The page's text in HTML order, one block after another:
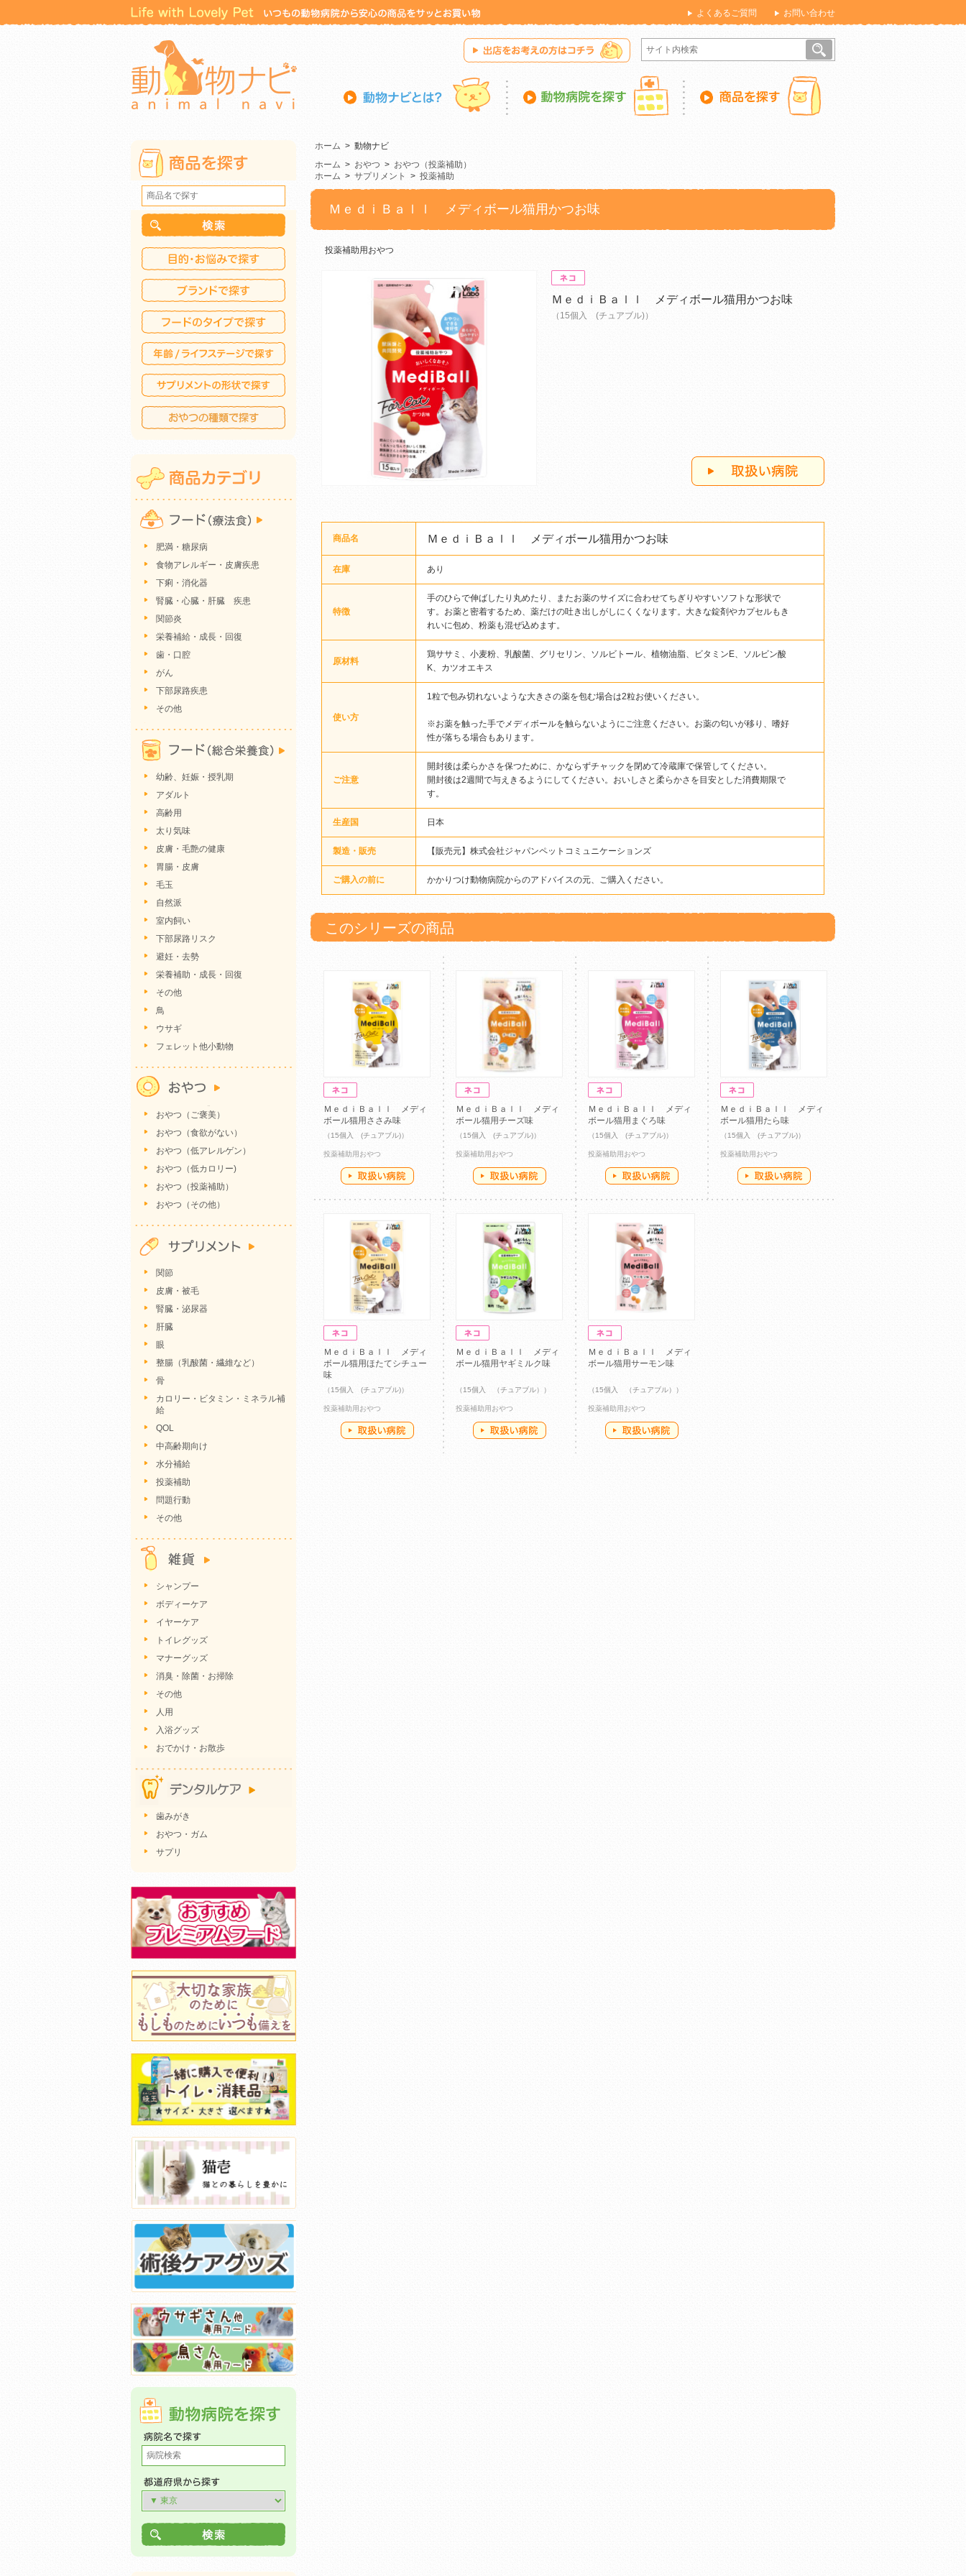
よくあるご質問 お問い合わせ
ホーム > 動物ナビ
ホーム > おやつ > おやつ（投薬補助）
ホーム > サプリメント > 投薬補助
ＭｅｄｉＢａｌｌ メディボール猫用かつお味
投薬補助用おやつ
ＭｅｄｉＢａｌｌ メディボール猫用かつお味
（15個入 (チュアブル)）
商品名 ＭｅｄｉＢａｌｌ メディボール猫用かつお味
在庫 あり
特徴
手のひらで伸ばしたり丸めたり、またお薬のサイズに合わせてちぎりやすいソフトな形状で
す。お薬と密着するため、薬だけの吐き出しがしにくくなります。大きな錠剤やカプセルもき
れいに包め、粉薬も混ぜ込めます。
原材料
鶏ササミ、小麦粉、乳酸菌、グリセリン、ソルビトール、植物油脂、ビタミンE、ソルビン酸
K、カツオエキス
使い方
1粒で包み切れないような大きさの薬を包む場合は2粒お使いください。
※お薬を触った手でメディボールを触らないようにご注意ください。お薬の匂いが移り、嗜好
性が落ちる場合もあります。
ご注意
開封後は柔らかさを保つために、かならずチャックを閉めて冷蔵庫で保管してください。
開封後は2週間で与えきるようにしてください。おいしさと柔らかさを目安とした消費期限で
す。
生産国 日本
製造・販売 【販売元】株式会社ジャパンペットコミュニケーションズ
ご購入の前に かかりつけ動物病院からのアドバイスの元、ご購入ください。
このシリーズの商品
ＭｅｄｉＢａｌｌ メディ
ボール猫用ささみ味
（15個入 (チュアブル)）
投薬補助用おやつ
ＭｅｄｉＢａｌｌ メディ
ボール猫用チーズ味
（15個入 (チュアブル)）
投薬補助用おやつ
ＭｅｄｉＢａｌｌ メディ
ボール猫用まぐろ味
（15個入 (チュアブル)）
投薬補助用おやつ
ＭｅｄｉＢａｌｌ メディ
ボール猫用たら味
（15個入 (チュアブル)）
投薬補助用おやつ
ＭｅｄｉＢａｌｌ メディ
ボール猫用ほたてシチュー
味
（15個入 (チュアブル)）
投薬補助用おやつ
ＭｅｄｉＢａｌｌ メディ
ボール猫用ヤギミルク味
（15個入 （チュアブル））
投薬補助用おやつ
ＭｅｄｉＢａｌｌ メディ
ボール猫用サーモン味
（15個入 （チュアブル））
投薬補助用おやつ
肥満・糖尿病
食物アレルギー・皮膚疾患
下痢・消化器
腎臓・心臓・肝臓 疾患
関節炎
栄養補給・成長・回復
歯・口腔
がん
下部尿路疾患
その他
幼齢、妊娠・授乳期
アダルト
高齢用
太り気味
皮膚・毛艶の健康
胃腸・皮膚
毛玉
自然派
室内飼い
下部尿路リスク
避妊・去勢
栄養補助・成長・回復
その他
鳥
ウサギ
フェレット他小動物
おやつ（ご褒美）
おやつ（食欲がない）
おやつ（低アレルゲン）
おやつ（低カロリー)
おやつ（投薬補助）
おやつ（その他）
関節
皮膚・被毛
腎臓・泌尿器
肝臓
眼
整腸（乳酸菌・繊維など）
骨
カロリー・ビタミン・ミネラル補
給
QOL
中高齢期向け
水分補給
投薬補助
問題行動
その他
シャンプー
ボディーケア
イヤーケア
トイレグッズ
マナーグッズ
消臭・除菌・お掃除
その他
人用
入浴グッズ
おでかけ・お散歩
歯みがき
おやつ・ガム
サプリ